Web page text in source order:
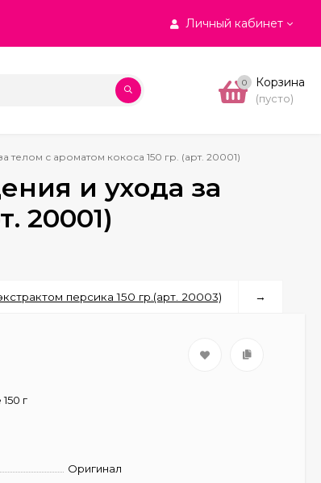
Личный кабинет
0 Корзина
(пусто)
телом с ароматом кокоса 150 гр. (арт. 20001)
и ухода за
20001)
персика 150 гр.(арт. 20003) →
г
Оригинал